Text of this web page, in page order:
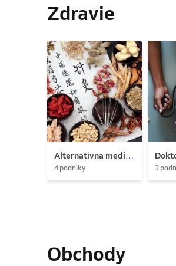
Zdravie
Alternatívna medicína
4 podniky 3
Obchody